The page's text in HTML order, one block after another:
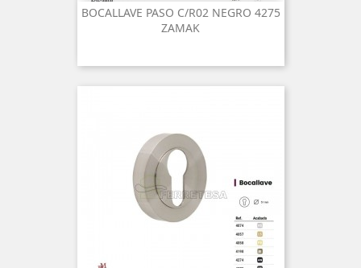
BOCALLAVE PASO C/R02 NEGRO 4275
ZAMAK